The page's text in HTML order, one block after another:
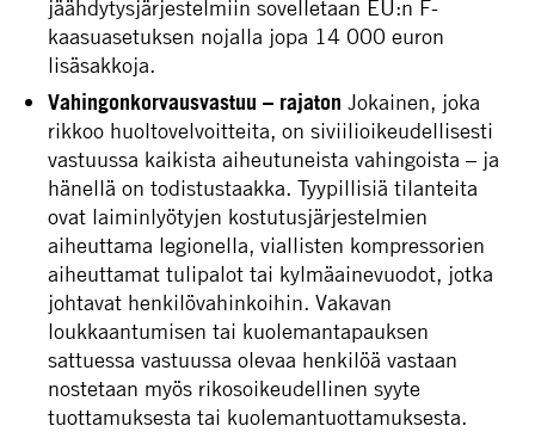
jäähdytysjärjestelmiin sovelletaan EU:n F-
kaasuasetuksen nojalla jopa 14 000 euron
lisäsakkoja.
Vahingonkorvausvastuu – rajaton Jokainen, joka
rikkoo huoltovelvoitteita, on siviilioikeudellisesti
vastuussa kaikista aiheutuneista vahingoista – ja
hänellä on todistustaakka. Tyypillisiä tilanteita
ovat laiminlyötyjen kostutusjärjestelmien
aiheuttama legionella, viallisten kompressorien
aiheuttamat tulipalot tai kylmäainevuodot, jotka
johtavat henkilövahinkoihin. Vakavan
loukkaantumisen tai kuolemantapauksen
sattuessa vastuussa olevaa henkilöä vastaan ​​
nostetaan myös rikosoikeudellinen syyte
tuottamuksesta tai kuolemantuottamuksesta.